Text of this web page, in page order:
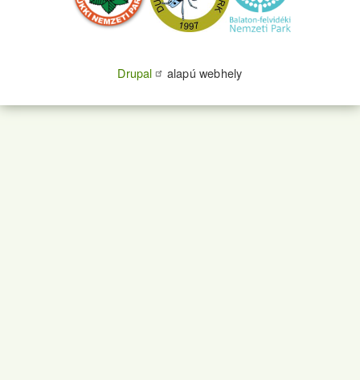
Drupal alapú webhely